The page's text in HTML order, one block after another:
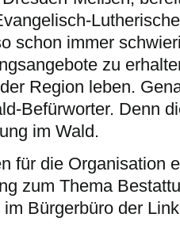
schon immer
zu
Region leben.
Befürworter. Denn
im Wald.
für die Organisation
zum Thema
Bürgerbüro der